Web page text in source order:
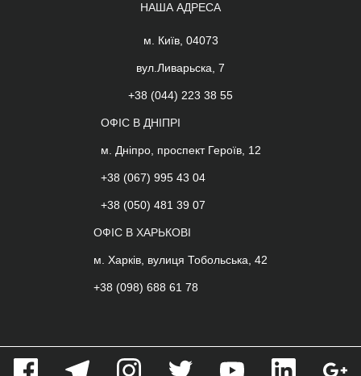
НАША АДРЕСА
м. Київ, 04073
вул.Ливарьска, 7
+38 (044) 223 38 55
ОФІС В ДНІПРІ
м. Дніпро, проспект Героїв, 12
+38 (067) 995 43 04
+38 (050) 481 39 07
ОФІС В ХАРЬКОВІ
м. Харків, вулиця Тобольська, 42
+38 (098) 688 61 78